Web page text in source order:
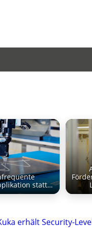
statt…
erhält Security-